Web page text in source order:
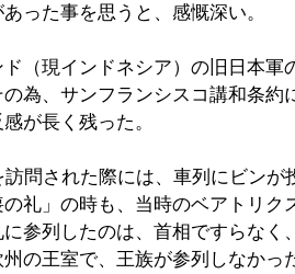
った事を思うと、感慨深い。
（現インドネシア）の旧日本軍
為、サンフランシスコ講和条約
が長く残った。
問された際には、車列にビンが
礼」の時も、当時のベアトリク
参列したのは、首相ですらなく
の王室で、王族が参列しなかっ